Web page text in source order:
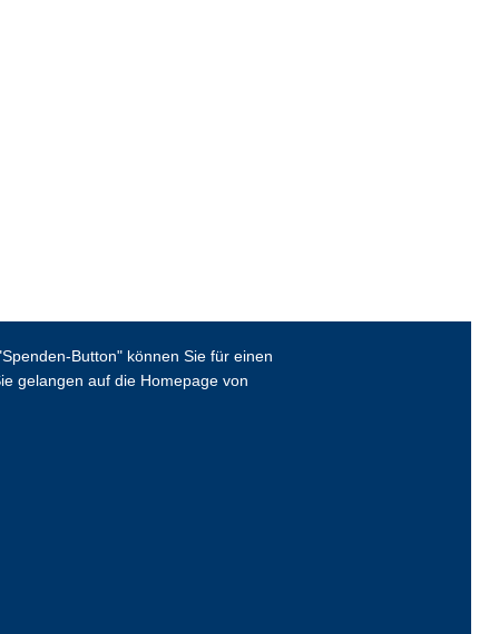
Button" können Sie für einen
gelangen auf die Homepage von